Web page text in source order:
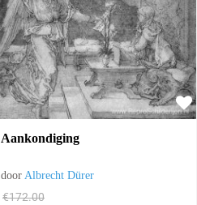
Aankondiging
door Albrecht Dürer
€172.00